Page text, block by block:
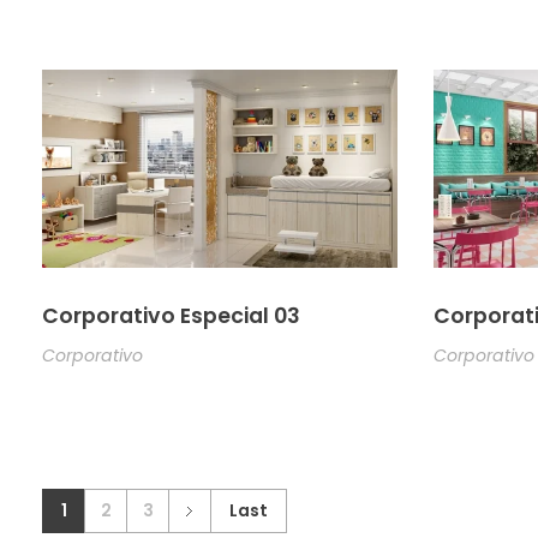
Corporativo Especial 03
Corporativo Corporativo
1 2 3 Last